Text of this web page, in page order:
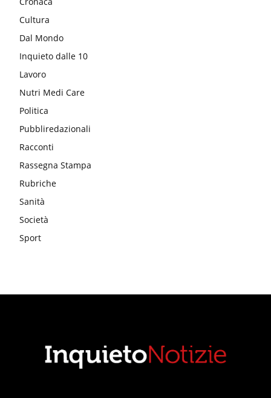
Cultura
Dal Mondo
Inquieto dalle 10
Lavoro
Nutri Medi Care
Politica
Pubbliredazionali
Racconti
Rassegna Stampa
Rubriche
Sanità
Società
Sport